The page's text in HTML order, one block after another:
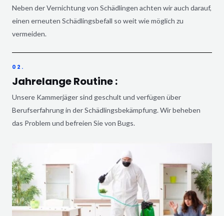
Neben der Vernichtung von Schädlingen achten wir auch darauf,
einen erneuten Schädlingsbefall so weit wie möglich zu
vermeiden.
02.
Jahrelange Routine :
Unsere Kammerjäger sind geschult und verfügen über
Berufserfahrung in der Schädlingsbekämpfung. Wir beheben
das Problem und befreien Sie von Bugs.